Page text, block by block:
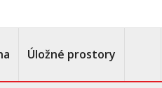
Úložné prostory